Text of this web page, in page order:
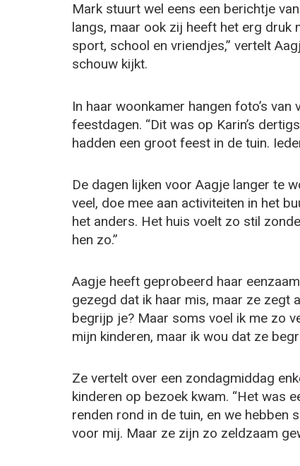
Mark stuurt wel eens een berichtje
langs, maar ook zij heeft het erg druk
sport, school en vriendjes,” vertelt
schouw kijkt.
In haar woonkamer hangen foto’s
feestdagen. “Dit was op Karin’s
hadden een groot feest in de tuin.
De dagen lijken voor Aagje langer te
veel, doe mee aan activiteiten in het
het anders. Het huis voelt zo stil
hen zo.”
Aagje heeft geprobeerd haar
gezegd dat ik haar mis, maar ze zegt
begrijp je? Maar soms voel ik me zo
mijn kinderen, maar ik wou dat ze
Ze vertelt over een zondagmiddag
kinderen op bezoek kwam. “Het was
renden rond in de tuin, en we hebben
voor mij. Maar ze zijn zo zeldzaam